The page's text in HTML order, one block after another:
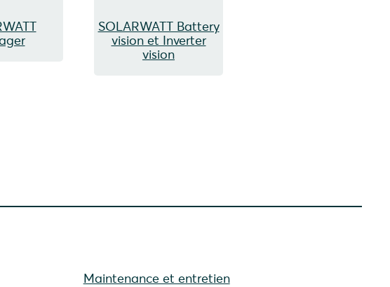
SOLARWATT Battery
vision et Inverter
vision
Maintenance et entretien